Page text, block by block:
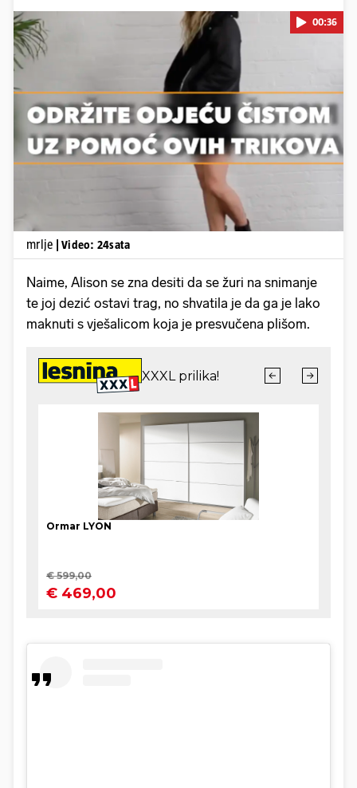
Pokretanje videa...
00:36
mrlje | Video: 24sata
Naime, Alison se zna desiti da se žuri na snimanje
te joj dezić ostavi trag, no shvatila je da ga je lako
maknuti s vješalicom koja je presvučena plišom.